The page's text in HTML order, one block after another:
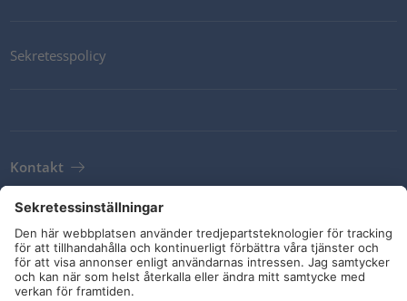
Sekretesspolicy
Kontakt
Leveransvillkor
Riktlinjer och åtaganden